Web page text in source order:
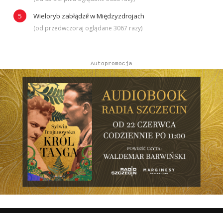
Wieloryb zabłądził w Międzyzdrojach
(od przedwczoraj oglądane 3067 razy)
Autopromocja